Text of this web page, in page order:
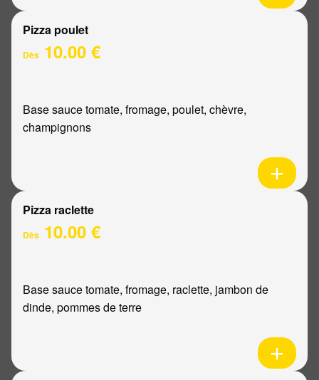
Pizza poulet
Dès 10.00 €
Base sauce tomate, fromage, poulet, chèvre,
champignons
Pizza raclette
Dès 10.00 €
Base sauce tomate, fromage, raclette, jambon de
dinde, pommes de terre